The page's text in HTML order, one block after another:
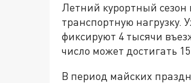
Летний курортный сезон
транспортную нагрузку.
фиксируют 4 тысячи
число может достигать
В период майских